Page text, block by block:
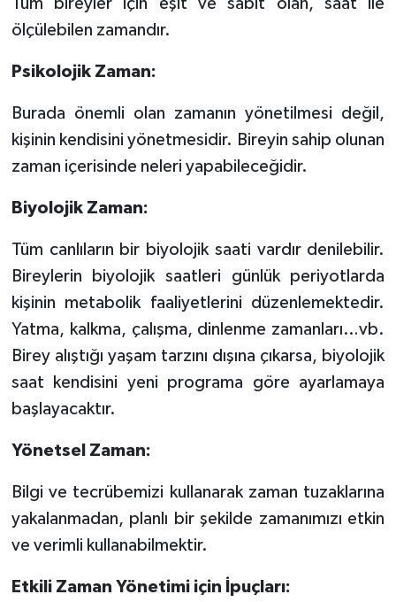
Tüm bireyler için eşit ve sabit olan, saat ile
ölçülebilen zamandır.
Psikolojik Zaman:
Burada önemli olan zamanın yönetilmesi değil,
kişinin kendisini yönetmesidir. Bireyin sahip olunan
zaman içerisinde neleri yapabileceğidir.
Biyolojik Zaman:
Tüm canlıların bir biyolojik saati vardır denilebilir.
Bireylerin biyolojik saatleri günlük periyotlarda
kişinin metabolik faaliyetlerini düzenlemektedir.
Yatma, kalkma, çalışma, dinlenme zamanları…vb.
Birey alıştığı yaşam tarzını dışına çıkarsa, biyolojik
saat kendisini yeni programa göre ayarlamaya
başlayacaktır.
Yönetsel Zaman:
Bilgi ve tecrübemizi kullanarak zaman tuzaklarına
yakalanmadan, planlı bir şekilde zamanımızı etkin
ve verimli kullanabilmektir.
Etkili Zaman Yönetimi için İpuçları: